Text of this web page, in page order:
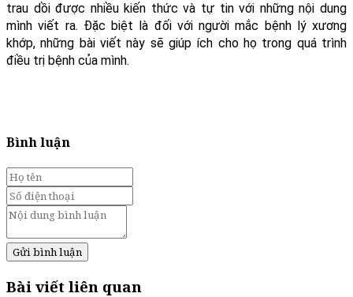
trau dồi được nhiều kiến thức và tự tin với những nội dung
mình viết ra. Đặc biệt là đối với người mắc bệnh lý xương
khớp, những bài viết này sẽ giúp ích cho họ trong quá trình
điều trị bệnh của mình.
Bình luận
Gửi bình luận
Bài viết liên quan